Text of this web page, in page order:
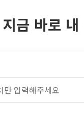
지금 바로 내